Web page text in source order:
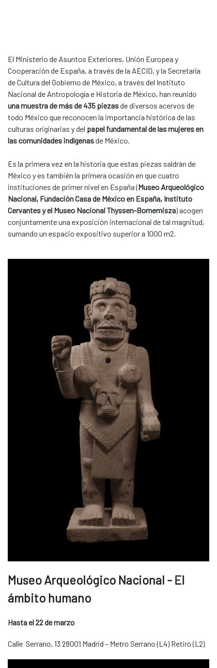
El Ministerio de Asuntos Exteriores, Unión Europea y
Cooperación de España, a través de la AECID, y la Secretaría
de Cultura del Gobierno de México, a través del Instituto
Nacional de Antropología e Historia de México, han reunido
una muestra de más de 435 piezasde diversos acervos de
todo México que reconocen la importancia histórica de las
culturas originarias y del papel fundamental de las mujeres en
las comunidades indígenasde México.
Es la primera vez en la historia que estas piezas saldrán de
México y es también la primera ocasión en que cuatro
instituciones de primer nivel en España (Museo Arqueológico
Nacional, Fundación Casa de México en España, Instituto
Cervantes y el Museo Nacional Thyssen-Bornemisza) acogen
conjuntamente una exposición internacional de tal magnitud,
sumando un espacio expositivo superior a 1000 m2.
Museo Arqueológico Nacional - El
ámbito humano
Hasta el 22 de marzo
Calle Serrano, 13 28001 Madrid – Metro Serrano (L4) Retiro (L2)